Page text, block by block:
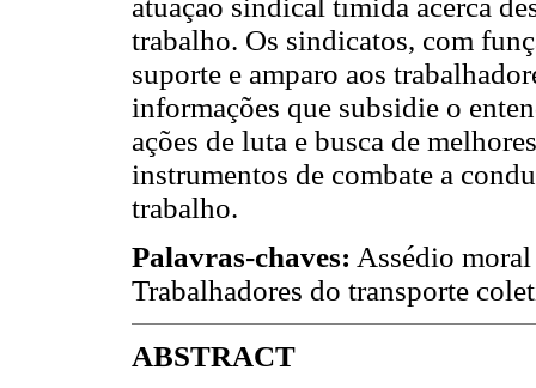
trabalho. Os sindicatos, com
suporte e amparo aos
informações que subsidie o
ações de luta e busca de
instrumentos de combate a
trabalho.
Palavras-chaves: Assédio
Trabalhadores do transporte
ABSTRACT